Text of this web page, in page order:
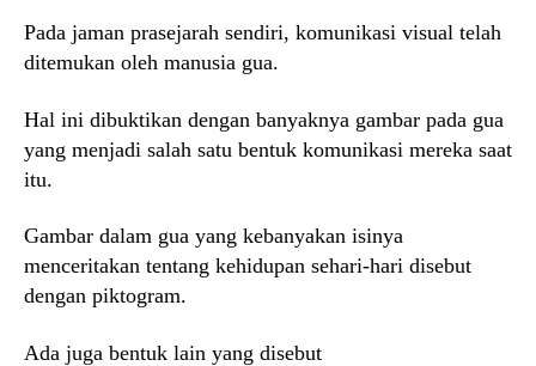
Pada jaman prasejarah sendiri, komunikasi visual telah
ditemukan oleh manusia gua.
Hal ini dibuktikan dengan banyaknya gambar pada gua
yang menjadi salah satu bentuk komunikasi mereka saat
itu.
Gambar dalam gua yang kebanyakan isinya
menceritakan tentang kehidupan sehari-hari disebut
dengan piktogram.
Ada juga bentuk lain yang disebut